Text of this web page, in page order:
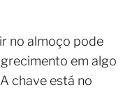
no almoço pode
em algo
chave está no